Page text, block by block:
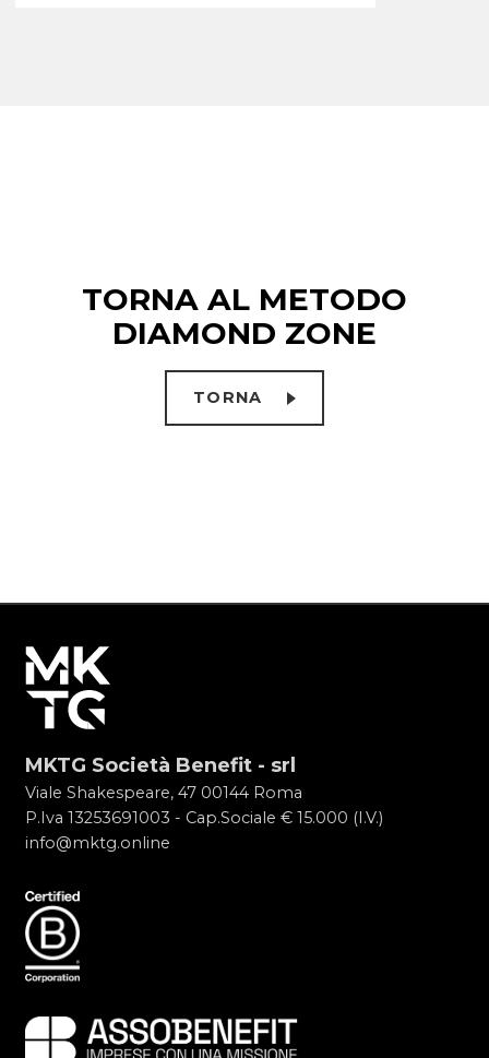
TORNA AL METODO
DIAMOND ZONE
TORNA
MKTG Società Benefit - srl
Viale Shakespeare, 47 00144 Roma
P.Iva 13253691003 - Cap.Sociale € 15.000 (I.V.)
info@mktg.online